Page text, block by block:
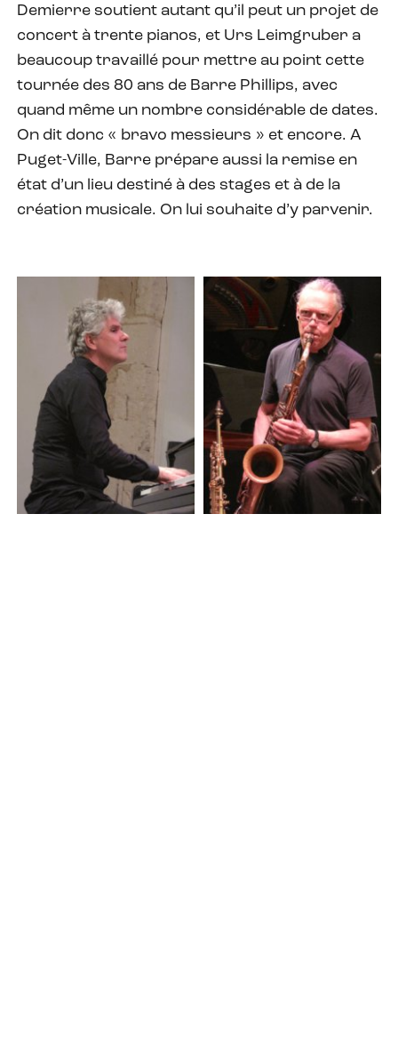
Demierre soutient autant qu’il peut un projet de
concert à trente pianos, et Urs Leimgruber a
beaucoup travaillé pour mettre au point cette
tournée des 80 ans de Barre Phillips, avec
quand même un nombre considérable de dates.
On dit donc « bravo messieurs » et encore. A
Puget-Ville, Barre prépare aussi la remise en
état d’un lieu destiné à des stages et à de la
création musicale. On lui souhaite d’y parvenir.